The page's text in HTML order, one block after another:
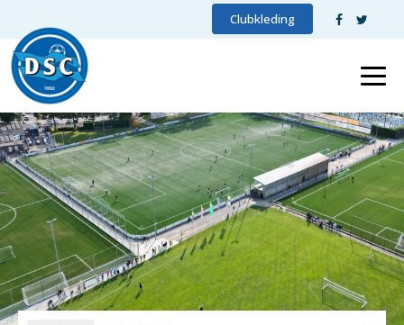
Clubkleding